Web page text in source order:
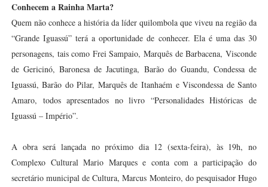
Conhecem a Rainha Marta?
Quem não conhece a história da líder quilombola que viveu na região da
“Grande Iguassú” terá a oportunidade de conhecer. Ela é uma das 30
personagens, tais como Frei Sampaio, Marquês de Barbacena, Visconde
de Gericinó, Baronesa de Jacutinga, Barão do Guandu, Condessa de
Iguassú, Barão do Pilar, Marquês de Itanhaém e Viscondessa de Santo
Amaro, todos apresentados no livro “Personalidades Históricas de
Iguassú – Império”.
A obra será lançada no próximo dia 12 (sexta-feira), às 19h, no
Complexo Cultural Mario Marques e conta com a participação do
secretário municipal de Cultura, Marcus Monteiro, do pesquisador Hugo